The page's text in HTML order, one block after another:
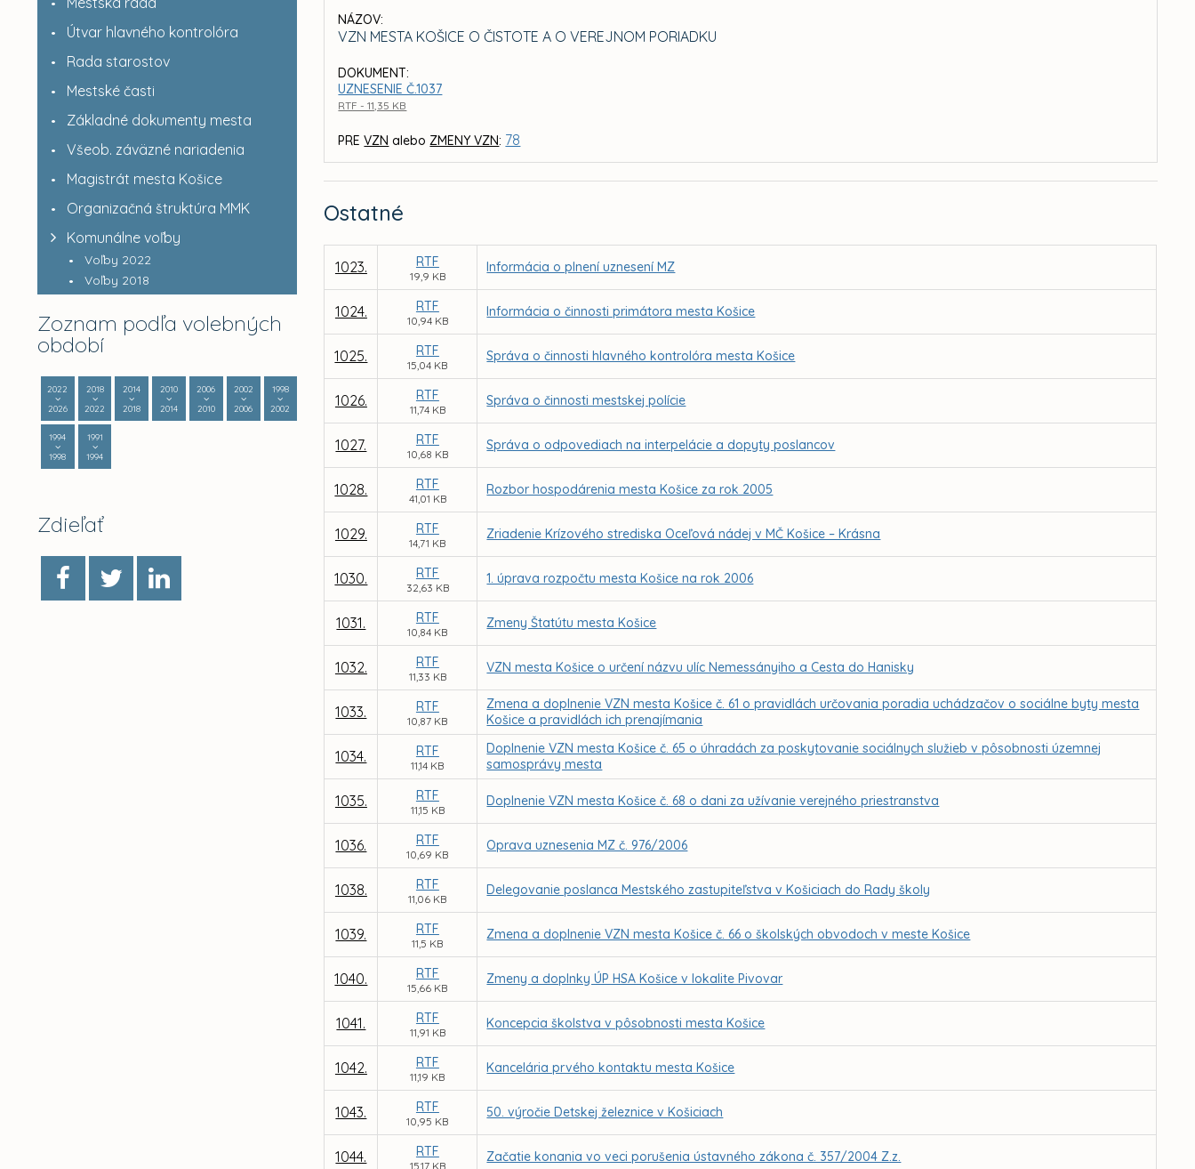
Útvar hlavného kontrolóra
Rada starostov
Mestské časti
Základné dokumenty mesta
Všeob. záväzné nariadenia
Magistrát mesta Košice
Organizačná štruktúra MMK
Komunálne voľby
Voľby 2022
Voľby 2018
Zoznam podľa volebných
období
2022
2026
2018
2022
2014
2018
2010
2014
2006
2010
2002
2006
1998
2002
1994
1998
1991
1994
Zdieľať
NÁZOV:
VZN MESTA KOŠICE O ČISTOTE A O VEREJNOM PORIADKU
DOKUMENT:
UZNESENIE Č.1037
RTF - 11,35 KB
PREVZN aleboZMENY VZN: 78
Ostatné
1023. RTF
19,9 KB
Informácia o plnení uznesení MZ
1024. RTF
10,94 KB
Informácia o činnosti primátora mesta Košice
1025. RTF
15,04 KB
Správa o činnosti hlavného kontrolóra mesta Košice
1026. RTF
11,74 KB
Správa o činnosti mestskej polície
1027. RTF
10,68 KB
Správa o odpovediach na interpelácie a dopyty poslancov
1028. RTF
41,01 KB
Rozbor hospodárenia mesta Košice za rok 2005
1029. RTF
14,71 KB
Zriadenie Krízového strediska Oceľová nádej v MČ Košice – Krásna
1030. RTF
32,63 KB
1. úprava rozpočtu mesta Košice na rok 2006
1031. RTF
10,84 KB
Zmeny Štatútu mesta Košice
1032. RTF
11,33 KB
VZN mesta Košice o určení názvu ulíc Nemessányiho a Cesta do Hanisky
1033. RTF
10,87 KB
Zmena a doplnenie VZN mesta Košice č. 61 o pravidlách určovania poradia uchádzačov o sociálne byty mesta
Košice a pravidlách ich prenajímania
1034. RTF
11,14 KB
Doplnenie VZN mesta Košice č. 65 o úhradách za poskytovanie sociálnych služieb v pôsobnosti územnej
samosprávy mesta
1035. RTF
11,15 KB
Doplnenie VZN mesta Košice č. 68 o dani za užívanie verejného priestranstva
1036. RTF
10,69 KB
Oprava uznesenia MZ č. 976/2006
1038. RTF
11,06 KB
Delegovanie poslanca Mestského zastupiteľstva v Košiciach do Rady školy
1039. RTF
11,5 KB
Zmena a doplnenie VZN mesta Košice č. 66 o školských obvodoch v meste Košice
1040. RTF
15,66 KB
Zmeny a doplnky ÚP HSA Košice v lokalite Pivovar
1041. RTF
11,91 KB
Koncepcia školstva v pôsobnosti mesta Košice
1042. RTF
11,19 KB
Kancelária prvého kontaktu mesta Košice
1043. RTF
10,95 KB
50. výročie Detskej železnice v Košiciach
1044. RTF
15,17 KB
Začatie konania vo veci porušenia ústavného zákona č. 357/2004 Z.z.